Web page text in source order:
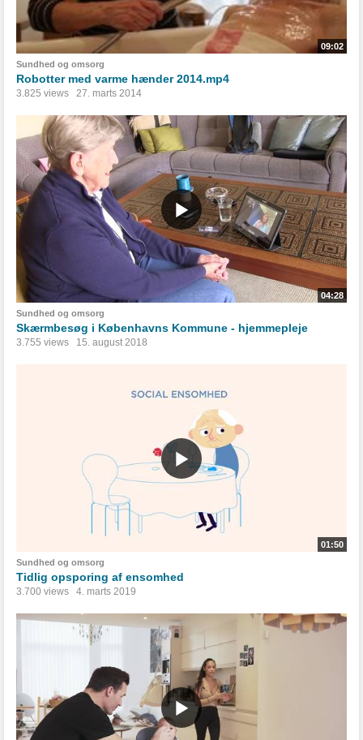
09:02
Sundhed og omsorg
Robotter med varme hænder 2014.mp4
3.825 views 27. marts 2014
04:28
Sundhed og omsorg
Skærmbesøg i Københavns Kommune - hjemmepleje
3.755 views 15. august 2018
01:50
Sundhed og omsorg
Tidlig opsporing af ensomhed
3.700 views 4. marts 2019